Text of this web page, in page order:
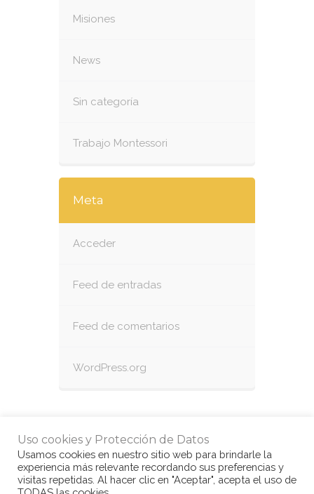
Misiones
News
Sin categoría
Trabajo Montessori
Meta
Acceder
Feed de entradas
Feed de comentarios
WordPress.org
Uso cookies y Protección de Datos
Usamos cookies en nuestro sitio web para brindarle la
experiencia más relevante recordando sus preferencias y
visitas repetidas. Al hacer clic en "Aceptar", acepta el uso de